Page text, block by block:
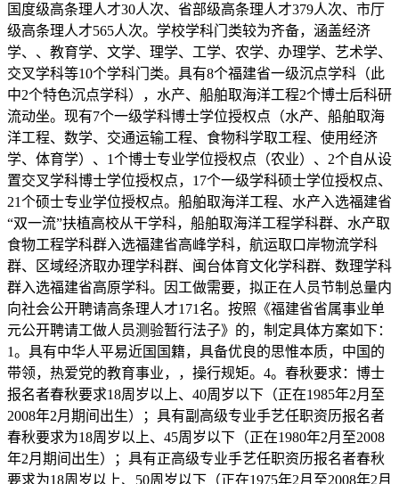
国度级高条理人才30人次、省部级高条理人才379人次、市厅
级高条理人才565人次。学校学科门类较为齐备，涵盖经济
学、、教育学、文学、理学、工学、农学、办理学、艺术学、
交叉学科等10个学科门类。具有8个福建省一级沉点学科（此
中2个特色沉点学科），水产、船舶取海洋工程2个博士后科研
流动坐。现有7个一级学科博士学位授权点（水产、船舶取海
洋工程、数学、交通运输工程、食物科学取工程、使用经济
学、体育学）、1个博士专业学位授权点（农业）、2个自从设
置交叉学科博士学位授权点，17个一级学科硕士学位授权点、
21个硕士专业学位授权点。船舶取海洋工程、水产入选福建省
“双一流”扶植高校从干学科，船舶取海洋工程学科群、水产取
食物工程学科群入选福建省高峰学科，航运取口岸物流学科
群、区域经济取办理学科群、闽台体育文化学科群、数理学科
群入选福建省高原学科。因工做需要，拟正在人员节制总量内
向社会公开聘请高条理人才171名。按照《福建省省属事业单
元公开聘请工做人员测验暂行法子》的，制定具体方案如下：
1。具有中华人平易近国国籍，具备优良的思惟本质，中国的
带领，热爱党的教育事业，，操行规矩。4。春秋要求：博士
报名者春秋要求18周岁以上、40周岁以下（正在1985年2月至
2008年2月期间出生）；具有副高级专业手艺任职资历报名者
春秋要求为18周岁以上、45周岁以下（正在1980年2月至2008
年2月期间出生）；具有正高级专业手艺任职资历报名者春秋
要求为18周岁以上、50周岁以下（正在1975年2月至2008年2月